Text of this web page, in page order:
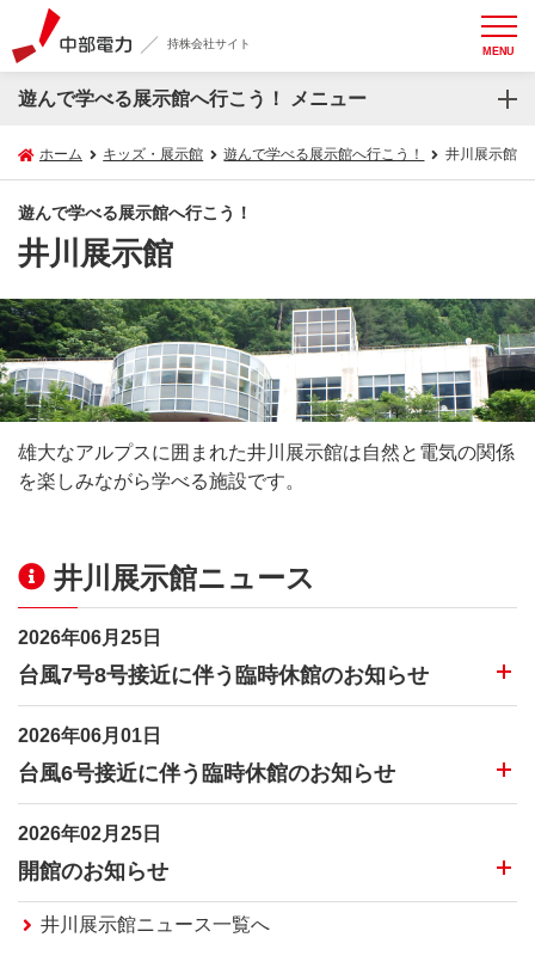
持株会社サイト MENU
遊んで学べる展示館へ行こう！ メニュー
ホーム キッズ・展示館 遊んで学べる展示館へ行こう！ 井川展示館
遊んで学べる展示館へ行こう！
井川展示館
雄大なアルプスに囲まれた井川展示館は自然と電気の関係
を楽しみながら学べる施設です。
井川展示館ニュース
2026年06月25日
台風7号8号接近に伴う臨時休館のお知らせ
台風7号8号接近に伴う悪天候が予想されるため、お客さま
の安全を最優先に考慮し、以下日程を臨時休館とさせてい
ただきます。
●6月27日（土曜日）終日
6月28日（日曜日）は通常どおり開館予定です。
ご迷惑をおかけいたしますが、ご理解いただきますようお
2026年06月01日
台風6号接近に伴う臨時休館のお知らせ
台風6号接近に伴う悪天候が予想されるため、お客さまの
安全を最優先に考慮し、以下日程を臨時休館とさせていた
だきます。
●6月3日（水曜日）終日
2026年02月25日
開館のお知らせ
冬季休館としておりましたが、3月1日より開館いたしま
す。井川展示館ニュース一覧へ